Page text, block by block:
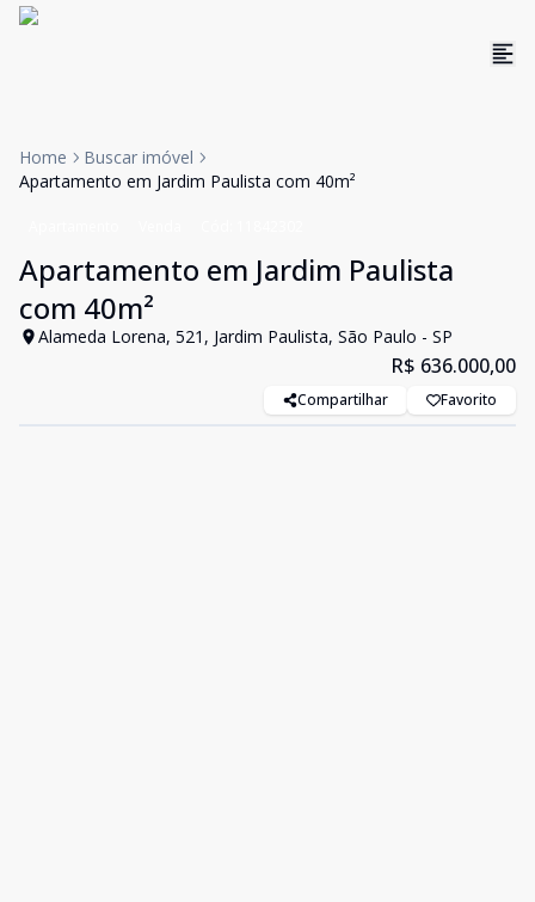
Home
Buscar imóvel
Apartamento em Jardim Paulista com 40m²
Apartamento em Jardim Paulista
com 40m²
Alameda Lorena, 521, Jardim Paulista, São Paulo - SP
R$ 636.000,00
Compartilhar Favorito